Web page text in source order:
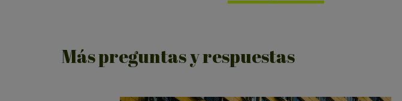
Más preguntas y respuestas